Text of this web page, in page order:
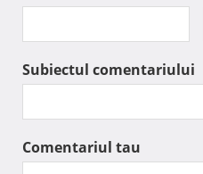
Subiectul comentariului
Comentariul tau